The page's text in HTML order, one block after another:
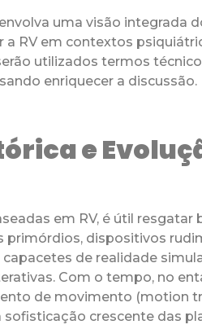
uma visão integrada
RV em contextos
utilizados termos
enriquecer a discussão.
e
em RV, é útil resgatar
primórdios, dispositivos
de realidade
Com o tempo, no
de movimento (motion
crescente das